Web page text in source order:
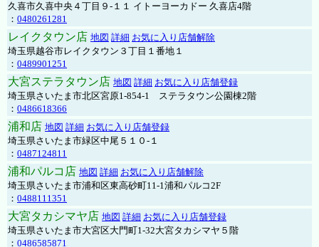
久喜市久喜中央４丁目９-１１ イトーヨーカドー 久喜店4階
： 0480261281
レイクタウン店 地図 詳細 お気に入り店舗解除
埼玉県越谷市レイクタウン３丁目１番地１
： 0489901251
大宮ステラタウン店 地図 詳細 お気に入り店舗登録
埼玉県さいたま市北区宮原1-854-1 ステラタウン公園棟2階
： 0486618366
浦和店 地図 詳細 お気に入り店舗登録
埼玉県さいたま市緑区中尾５１０-１
： 0487124811
浦和パルコ店 地図 詳細 お気に入り店舗解除
埼玉県さいたま市浦和区東高砂町11-1浦和パルコ2F
： 0488111351
大宮タカシマヤ店 地図 詳細 お気に入り店舗登録
埼玉県さいたま市大宮区大門町1-32大宮タカシマヤ５階
： 0486585871